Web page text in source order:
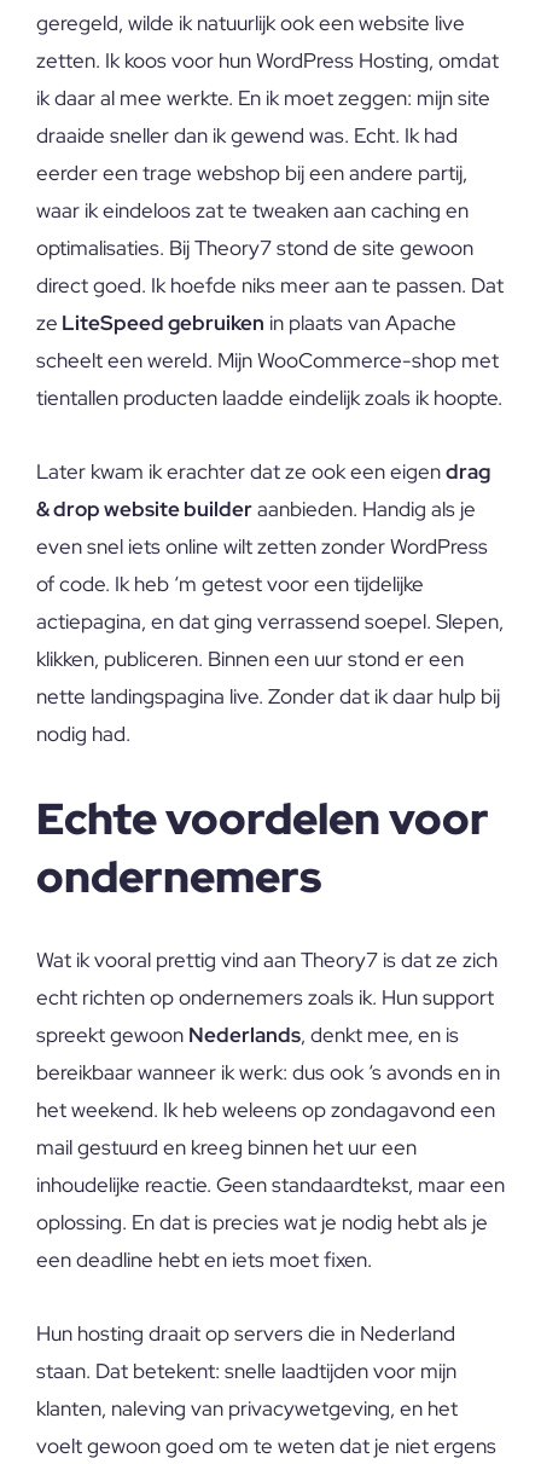
geregeld, wilde ik natuurlijk ook een website live
zetten. Ik koos voor hun WordPress Hosting, omdat
ik daar al mee werkte. En ik moet zeggen: mijn site
draaide sneller dan ik gewend was. Echt. Ik had
eerder een trage webshop bij een andere partij,
waar ik eindeloos zat te tweaken aan caching en
optimalisaties. Bij Theory7 stond de site gewoon
direct goed. Ik hoefde niks meer aan te passen. Dat
ze LiteSpeed gebruiken in plaats van Apache
scheelt een wereld. Mijn WooCommerce-shop met
tientallen producten laadde eindelijk zoals ik hoopte.
Later kwam ik erachter dat ze ook een eigendrag
& drop website builderaanbieden. Handig als je
even snel iets online wilt zetten zonder WordPress
of code. Ik heb ‘m getest voor een tijdelijke
actiepagina, en dat ging verrassend soepel. Slepen,
klikken, publiceren. Binnen een uur stond er een
nette landingspagina live. Zonder dat ik daar hulp bij
nodig had.
Echte voordelen voor
ondernemers
Wat ik vooral prettig vind aan Theory7 is dat ze zich
echt richten op ondernemers zoals ik. Hun support
spreekt gewoon Nederlands, denkt mee, en is
bereikbaar wanneer ik werk: dus ook ‘s avonds en in
het weekend. Ik heb weleens op zondagavond een
mail gestuurd en kreeg binnen het uur een
inhoudelijke reactie. Geen standaardtekst, maar een
oplossing. En dat is precies wat je nodig hebt als je
een deadline hebt en iets moet fixen.
Hun hosting draait op servers die in Nederland
staan. Dat betekent: snelle laadtijden voor mijn
klanten, naleving van privacywetgeving, en het
voelt gewoon goed om te weten dat je niet ergens